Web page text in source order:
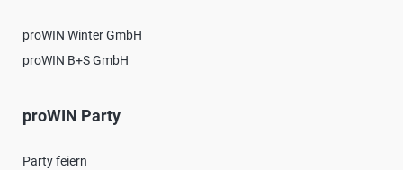
proWIN Winter GmbH
proWIN B+S GmbH
proWIN Party
Party feiern